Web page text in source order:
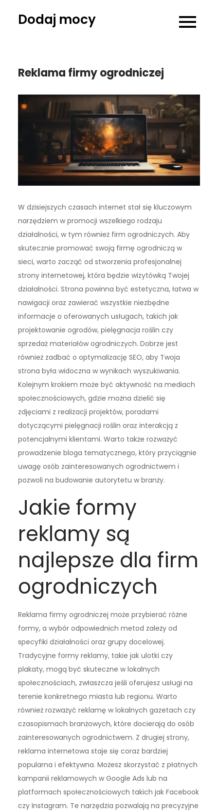
Dodaj mocy
Reklama firmy ogrodniczej
W dzisiejszych czasach internet stał się kluczowym
narzędziem w promocji wszelkiego rodzaju
działalności, w tym również firm ogrodniczych. Aby
skutecznie promować swoją firmę ogrodniczą w
sieci, warto zacząć od stworzenia profesjonalnej
strony internetowej, która będzie wizytówką Twojej
działalności. Strona powinna być estetyczna, łatwa w
nawigacji oraz zawierać wszystkie niezbędne
informacje o oferowanych usługach, takich jak
projektowanie ogrodów, pielęgnacja roślin czy
sprzedaż materiałów ogrodniczych. Dobrze jest
również zadbać o optymalizację SEO, aby Twoja
strona była widoczna w wynikach wyszukiwania.
Kolejnym krokiem może być aktywność na mediach
społecznościowych, gdzie można dzielić się
zdjęciami z realizacji projektów, poradami
dotyczącymi pielęgnacji roślin oraz interakcją z
potencjalnymi klientami. Warto także rozważyć
prowadzenie bloga tematycznego, który przyciągnie
uwagę osób zainteresowanych ogrodnictwem i
pozwoli na budowanie autorytetu w branży.
Jakie formy
reklamy są
najlepsze dla firm
ogrodniczych
Reklama firmy ogrodniczej może przybierać różne
formy, a wybór odpowiednich metod zależy od
specyfiki działalności oraz grupy docelowej.
Tradycyjne formy reklamy, takie jak ulotki czy
plakaty, mogą być skuteczne w lokalnych
społecznościach, zwłaszcza jeśli oferujesz usługi na
terenie konkretnego miasta lub regionu. Warto
również rozważyć reklamę w lokalnych gazetach czy
czasopismach branżowych, które docierają do osób
zainteresowanych ogrodnictwem. Z drugiej strony,
reklama internetowa staje się coraz bardziej
popularna i efektywna. Możesz skorzystać z płatnych
kampanii reklamowych w Google Ads lub na
platformach społecznościowych takich jak Facebook
czy Instagram. Te narzędzia pozwalają na precyzyjne